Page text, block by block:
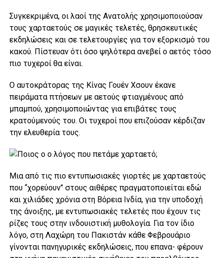
Συγκεκριμένα, οι λαοί της Ανατολής χρησιμοποιούσαν
τους χαρταετούς σε μαγικές τελετές, θρησκευτικές
εκδηλώσεις και σε τελετουργίες για τον εξορκισμό του
κακού. Πίστευαν ότι όσο ψηλότερα ανεβεί ο αετός τόσο
πιο τυχεροί θα είναι.
Ο αυτοκράτορας της Κίνας Γουέν Χσουν έκανε
πειράματα πτήσεων με αετούς φτιαγμένους από
μπαμπού, χρησιμοποιώντας για επιβάτες τους
κρατούμενούς του. Οι τυχεροί που επιζούσαν κέρδιζαν
την ελευθερία τους.
Μια από τις πιο εντυπωσιακές γιορτές με χαρταετούς
που ‘‘χορεύουν’’ στους αιθέρες πραγματοποιείται εδώ
και χιλιάδες χρόνια στη Βόρεια Ινδία, για την υποδοχή
της άνοιξης, με εντυπωσιακές τελετές που έχουν τις
ρίζες τους στην ινδουιστική μυθολογία. Για τον ίδιο
λόγο, στη Λαχώρη του Πακιστάν κάθε Φεβρουάριο
γίνονται πανηγυρικές εκδηλώσεις, που επανα- φέρουν